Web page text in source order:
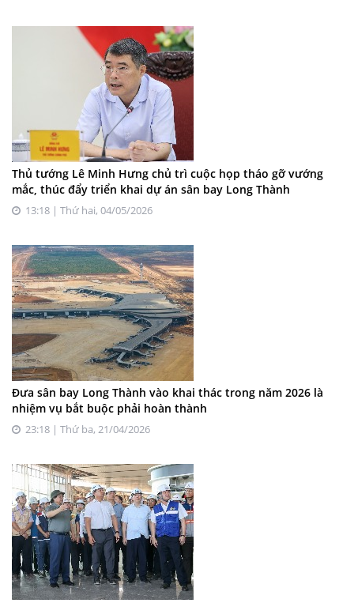
Thủ tướng Lê Minh Hưng chủ trì cuộc họp tháo gỡ vướng
mắc, thúc đẩy triển khai dự án sân bay Long Thành
13:18 | Thứ hai, 04/05/2026
Đưa sân bay Long Thành vào khai thác trong năm 2026 là
nhiệm vụ bắt buộc phải hoàn thành
23:18 | Thứ ba, 21/04/2026